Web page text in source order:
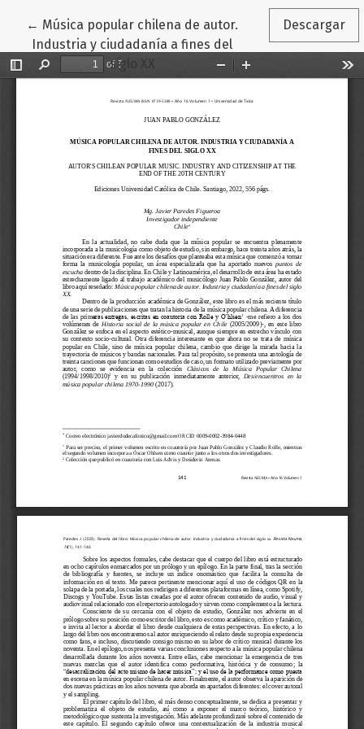
← Volver a los detalles del artículo
Música popular chilena de autor.
Industria y ciudadanía a fines del
siglo XX
Descargar